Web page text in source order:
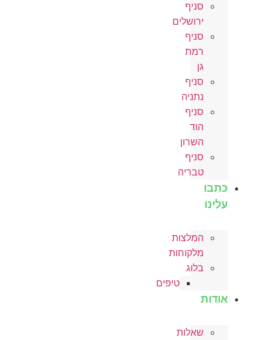
סניף
ירושלים
סניף
רמת
גן
סניף
נתניה
סניף
הוד
השרון
סניף
טבריה
כתבו
עלינו
המלצות
מלקוחות
בלוג
טיפים
אודות
שאלות